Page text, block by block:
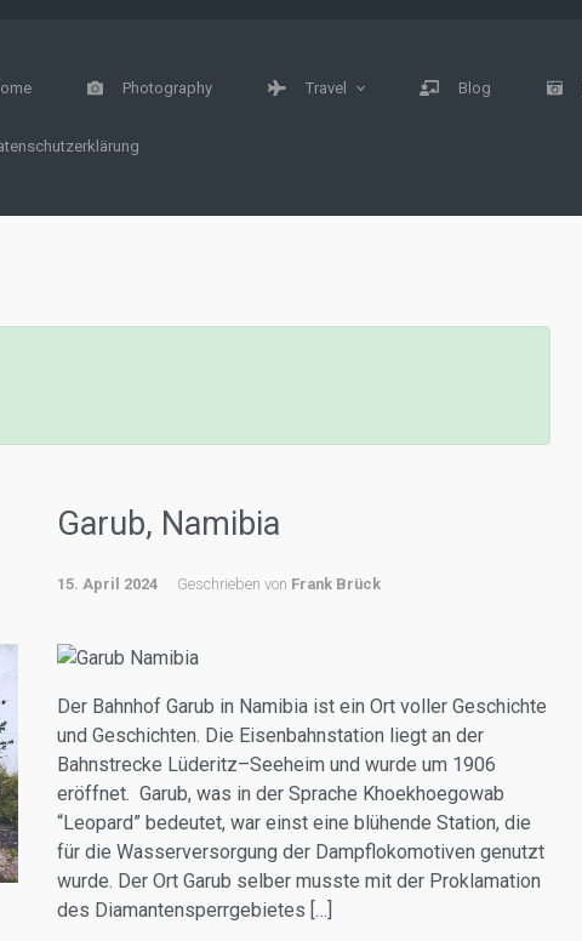
Photography Travel Blog
Garub, Namibia
15. April 2024 Geschrieben von Frank Brück
Der Bahnhof Garub in Namibia ist ein Ort voller Geschichte
und Geschichten. Die Eisenbahnstation liegt an der
Bahnstrecke Lüderitz–Seeheim und wurde um 1906
eröffnet. Garub, was in der Sprache Khoekhoegowab
“Leopard” bedeutet, war einst eine blühende Station, die
für die Wasserversorgung der Dampflokomotiven genutzt
wurde. Der Ort Garub selber musste mit der Proklamation
des Diamantensperrgebietes […]